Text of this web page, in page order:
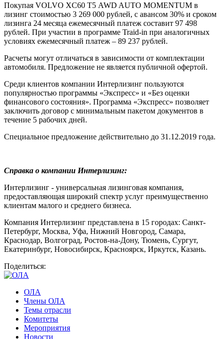
Покупая VOLVO XC60 Т5 AWD AUTO MOMENTUM в
лизинг стоимостью 3 269 000 рублей, с авансом 30% и сроком
лизинга 24 месяца ежемесячный платеж составит 97 498
рублей. При участии в программе Traid-in при аналогичных
условиях ежемесячный платеж – 89 237 рублей.
Расчеты могут отличаться в зависимости от комплектации
автомобиля. Предложение не является публичной офертой.
Среди клиентов компании Интерлизинг пользуются
популярностью программы «Экспресс» и «Без оценки
финансового состояния». Программа «Экспресс» позволяет
заключить договор с минимальным пакетом документов в
течение 5 рабочих дней.
Специальное предложение действительно до 31.12.2019 года.
Справка о компании Интерлизинг:
Интерлизинг - универсальная лизинговая компания,
предоставляющая широкий спектр услуг преимущественно
клиентам малого и среднего бизнеса.
Компания Интерлизинг представлена в 15 городах: Санкт-
Петербург, Москва, Уфа, Нижний Новгород, Самара,
Краснодар, Волгоград, Ростов-на-Дону, Тюмень, Сургут,
Екатеринбург, Новосибирск, Красноярск, Иркутск, Казань.
Поделиться:
ОЛА
Члены ОЛА
Темы отрасли
Комитеты
Мероприятия
Новости